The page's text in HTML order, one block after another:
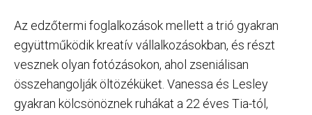
Az edzőtermi foglalkozások mellett a trió gyakran
együttműködik kreatív vállalkozásokban, és részt
vesznek olyan fotózásokon, ahol zseniálisan
összehangolják öltözéküket. Vanessa és Lesley
gyakran kölcsönöznek ruhákat a 22 éves Tia-tól,